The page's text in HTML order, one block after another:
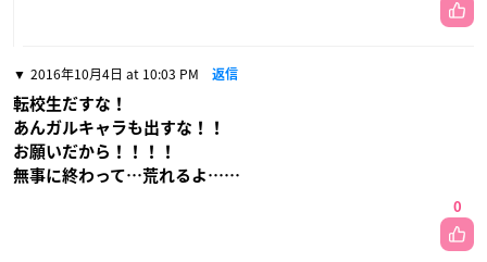
2016年10月4日 at 10:03 PM 返信
転校生だすな！
あんガルキャラも出すな！！
お願いだから！！！！
無事に終わって…荒れるよ……
0